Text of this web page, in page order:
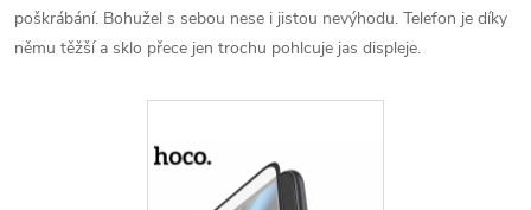
poškrábání. Bohužel s sebou nese i jistou nevýhodu. Telefon je díky
němu těžší a sklo přece jen trochu pohlcuje jas displeje.